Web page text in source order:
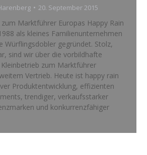
20. September 2015
Marktführer Europas Happy Rain
als kleines Familienunternehmen
Würflingsdobler gegründet. Stolz,
sind wir über die vorbildhafte
zum Marktführer
Vertrieb. Heute ist happy rain
Produktentwicklung, effizienten
trendiger, verkaufsstarker
und konkurrenzfähiger